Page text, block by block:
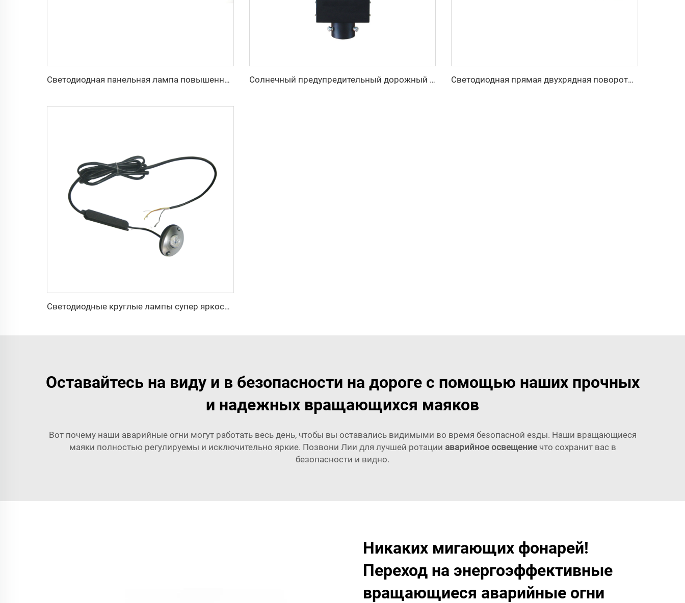
Светодиодная панельная лампа повышенной яркости с возможностью изменения цвета Солнечный предупредительный дорожный свет Светодиодная прямая двухрядная поворотная сигнальная лампа
Светодиодные круглые лампы супер яркости, индикаторная подсветка
Оставайтесь на виду и в безопасности на дороге с помощью наших прочных
и надежных вращающихся маяков
Вот почему наши аварийные огни могут работать весь день, чтобы вы оставались видимыми во время безопасной езды. Наши вращающиеся
маяки полностью регулируемы и исключительно яркие. Позвони Лии для лучшей ротации аварийное освещение что сохранит вас в
безопасности и видно.
Никаких мигающих фонарей!
Переход на энергоэффективные
вращающиеся аварийные огни